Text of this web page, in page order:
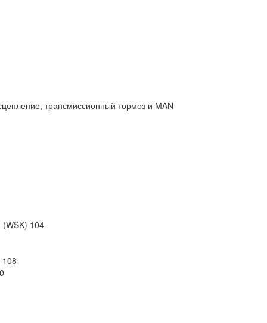
трансмиссионный тормоз и MAN
104